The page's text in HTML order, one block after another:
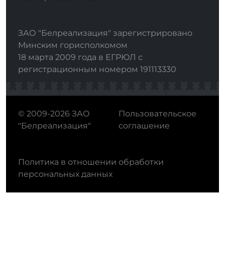
ЗАО "Белреализация" зарегистрировано
Минским горисполкомом
18 марта 2009 года в ЕГРЮЛ с
регистрационным номером 191113330
© 2009-2026 ЗАО
"Белреализация"
Пользовательское
соглашение
Политика в отношении обработки
персональных данных